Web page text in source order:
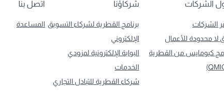
الشركات شركاؤنا اتصل بنا
الشركات
لا محدودة للأعمال
كيومايس من القطرية
برنامج القطرية لشركاء التسويق
الإلكتروني
البوابة الإلكترونية لمزودي
الخدمات
شركاء القطرية للتبادل التجاري
المساعدة